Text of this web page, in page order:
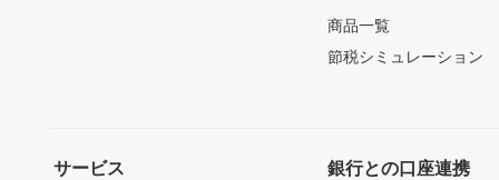
商品一覧
節税シミュレーション
サービス 銀行との口座連携